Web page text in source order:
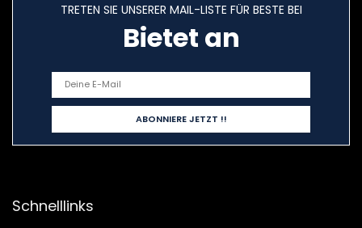
TRETEN SIE UNSERER MAIL-LISTE FÜR BESTE BEI
Bietet an
Schnelllinks